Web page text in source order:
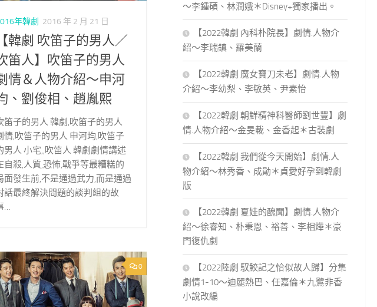
年韓劇 2016 年 2 月 21 日
【韓劇 吹笛子的男人／
笛人】吹笛子的男人
情＆人物介紹～申河
、劉俊相、趙胤熙
笛子的男人 韓劇,吹笛子的男人
情,吹笛子的男人 申河均,吹笛子
男人 小宅,,吹笛人 韓劇劇情講述
自殺,人質,恐怖,戰爭等最糟糕的
面發生前,不是通過武力,而是通過
話最終解決問題的談判組的故
…
0
～李鍾碩、林潤娥＊Disney+獨家播出。
【2022韓劇 內科朴院長】劇情.人物介
紹～李瑞鎮、羅美蘭
【2022韓劇 魔女寶刀未老】劇情.人物
介紹～李幼梨、李敏英、尹素怡
【2022韓劇 朝鮮精神科醫師劉世豐】劇
情.人物介紹～金旻載、金香起＊古裝劇
【2022韓劇 我們從今天開始】劇情.人
物介紹～林秀香、成勛＊貞愛好孕到韓劇
版
【2022韓劇 夏娃的醜聞】劇情.人物介
紹～徐睿知、朴秉恩、裕善、李相燁＊豪
門復仇劇
【2022陸劇 馭鮫記之恰似故人歸】分集
劇情1-10～迪麗熱巴、任嘉倫＊九鷺非香
小說改編